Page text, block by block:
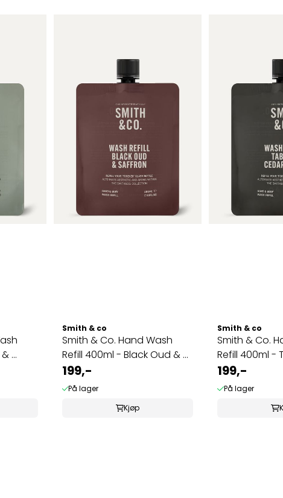
...
Smith & co
Smith & Co. Hand Wash
Refill 400ml - Black Oud & ...
199,-
På lager
Kjøp
Smith & co
Smith & Co.
Refill 400ml -
199,-
På lager